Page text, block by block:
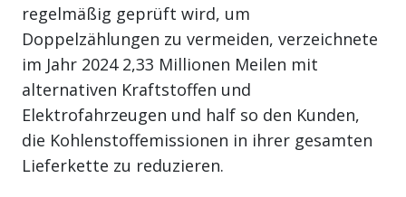
regelmäßig geprüft wird, um
Doppelzählungen zu vermeiden, verzeichnete
im Jahr 2024 2,33 Millionen Meilen mit
alternativen Kraftstoffen und
Elektrofahrzeugen und half so den Kunden,
die Kohlenstoffemissionen in ihrer gesamten
Lieferkette zu reduzieren.